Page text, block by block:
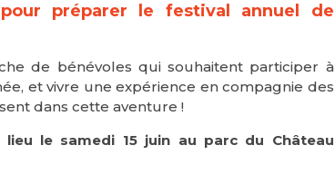
préparer le festival annuel de
de bénévoles qui souhaitent participer à
et vivre une expérience en compagnie des
dans cette aventure !
le samedi 15 juin au parc du Château